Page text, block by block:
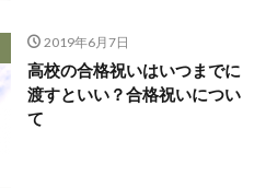
2019年6月7日
高校の合格祝いはいつまでに
渡すといい？合格祝いについ
て